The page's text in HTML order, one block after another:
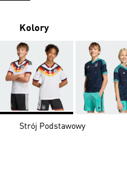
Kolory
Strój Podstawowy